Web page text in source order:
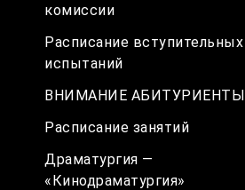
комиссии
Расписание вступительных
испытаний
ВНИМАНИЕ АБИТУРИЕНТЫ
Расписание занятий
Драматургия —
«Кинодраматургия»